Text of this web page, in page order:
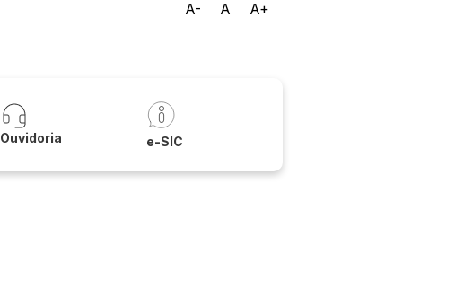
A- A
A+
Ouvidoria e-SIC